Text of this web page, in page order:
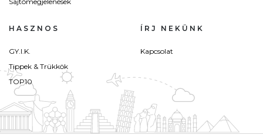
HASZNOS
GY.I.K.
Tippek & Trükkök
TOP10
ÍRJ NEKÜNK
Kapcsolat